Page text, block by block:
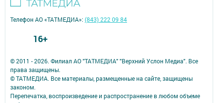
© 2011 - 2026. Филиал АО "ТАТМЕДИА" "Верхний Услон Медиа". Все
права защищены.
© ТАТМЕДИА. Все материалы, размещенные на сайте, защищены
законом.
Перепечатка, воспроизведение и распространение в любом объеме
Телефон АО «ТАТМЕДИА»:(843) 222 09 84
16+